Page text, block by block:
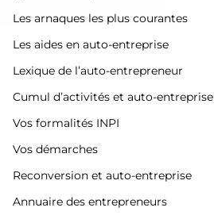
Les arnaques les plus courantes
Les aides en auto-entreprise
Lexique de l’auto-entrepreneur
Cumul d’activités et auto-entreprise
Vos formalités INPI
Vos démarches
Reconversion et auto-entreprise
Annuaire des entrepreneurs